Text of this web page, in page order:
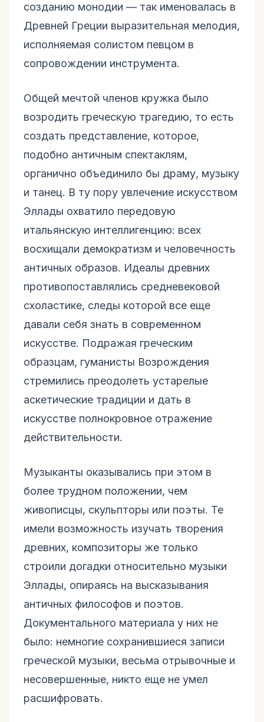
созданию монодии — так именовалась в
Древней Греции выразительная мелодия,
исполняемая солистом певцом в
сопровождении инструмента.
Общей мечтой членов кружка было
возродить греческую трагедию, то есть
создать представление, которое,
подобно античным спектаклям,
органично объединило бы драму, музыку
и танец. В ту пору увлечение искусством
Эллады охватило передовую
итальянскую интеллигенцию: всех
восхищали демократизм и человечность
античных образов. Идеалы древних
противопоставлялись средневековой
схоластике, следы которой все еще
давали себя знать в современном
искусстве. Подражая греческим
образцам, гуманисты Возрождения
стремились преодолеть устарелые
аскетические традиции и дать в
искусстве полнокровное отражение
действительности.
Музыканты оказывались при этом в
более трудном положении, чем
живописцы, скульпторы или поэты. Те
имели возможность изучать творения
древних, композиторы же только
строили догадки относительно музыки
Эллады, опираясь на высказывания
античных философов и поэтов.
Документального материала у них не
было: немногие сохранившиеся записи
греческой музыки, весьма отрывочные и
несовершенные, никто еще не умел
расшифровать.